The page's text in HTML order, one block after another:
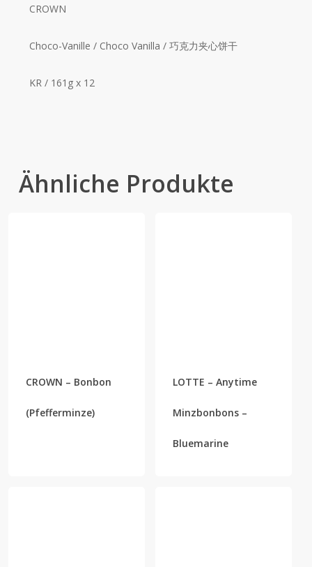
CROWN
Choco-Vanille / Choco Vanilla / 巧克力夹心饼干
KR / 161g x 12
Ähnliche Produkte
CROWN – Bonbon
(Pfefferminze)
LOTTE – Anytime
Minzbonbons –
Bluemarine